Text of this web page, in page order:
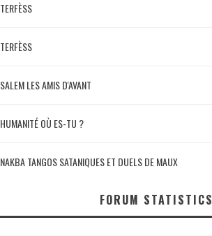
TERFÈSS
TERFÈSS
SALEM LES AMIS D'AVANT
HUMANITÉ OÙ ES-TU ?
NAKBA TANGOS SATANIQUES ET DUELS DE MAUX
FORUM STATISTICS